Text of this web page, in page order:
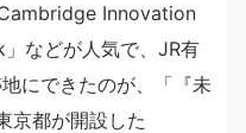
Innovation
などが人気で、JR有
にできたのが、「『未
京都が開設した